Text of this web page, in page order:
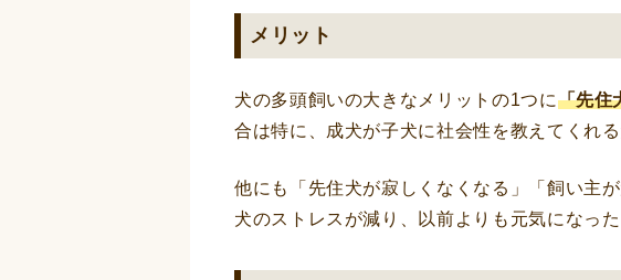
メリット
犬の多頭飼いの大きなメリットの1つに「先住
合は特に、成犬が子犬に社会性を教えてくれ
他にも「先住犬が寂しくなくなる」「飼い主
犬のストレスが減り、以前よりも元気になっ